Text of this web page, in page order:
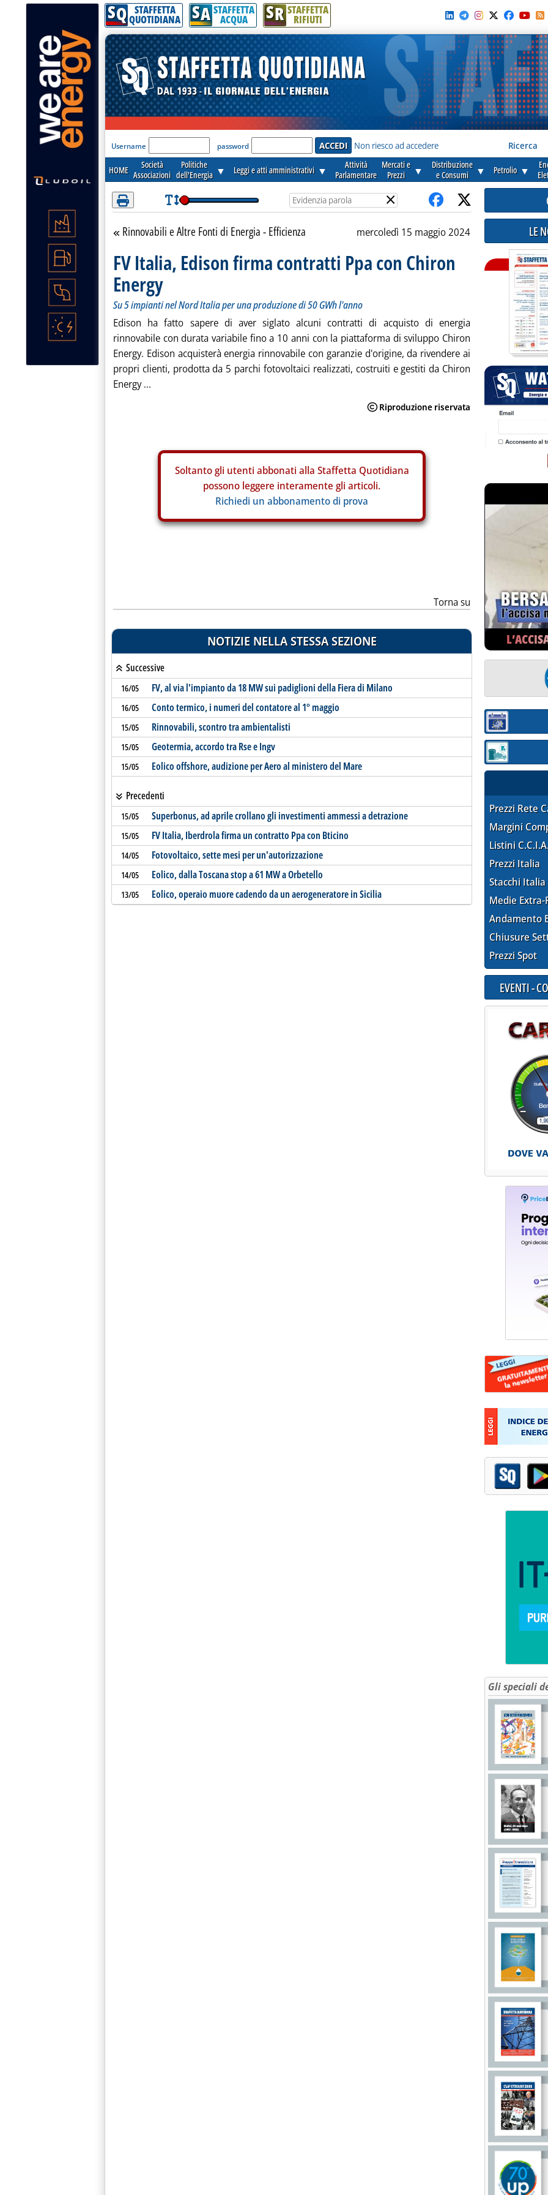
Attenzione! Esegui l'accesso per lèggere interamente la notizia.
SQ STAFFETTA
QUOTIDIANA SA STAFFETTA
ACQUA SR STAFFETTA
RIFIUTI
'Modulo Login per accedere'
Username password Non riesco ad accedere Ricerca
HOME
Società
Associazioni
Politiche
dell'Energia ▼ Leggi e atti amministrativi ▼
Attività
Parlamentare
Mercati e
Prezzi
▼
Distribuzione
e Consumi
▼ Petrolio ▼
×
Torna alla sezione
Rinnovabili e Altre Fonti di Energia - Efficienza mercoledì 15 maggio 2024
FV Italia, Edison firma contratti Ppa con Chiron
Energy
Su 5 impianti nel Nord Italia per una produzione di 50 GWh l'anno
Edison ha fatto sapere di aver siglato alcuni contratti di acquisto di energia
rinnovabile con durata variabile fino a 10 anni con la piattaforma di sviluppo Chiron
Energy. Edison acquisterà energia rinnovabile con garanzie d'origine, da rivendere ai
propri clienti, prodotta da 5 parchi fotovoltaici realizzati, costruiti e gestiti da Chiron
Energy ...
Soltanto gli utenti abbonati alla Staffetta Quotidiana
possono leggere interamente gli articoli.
Richiedi un abbonamento di prova
Torna su
NOTIZIE NELLA STESSA SEZIONE
Successive
16/05 FV, al via l'impianto da 18 MW sui padiglioni della Fiera di Milano
16/05 Conto termico, i numeri del contatore al 1° maggio
15/05 Rinnovabili, scontro tra ambientalisti
15/05 Geotermia, accordo tra Rse e Ingv
15/05 Eolico offshore, audizione per Aero al ministero del Mare
Precedenti
15/05 Superbonus, ad aprile crollano gli investimenti ammessi a detrazione
15/05 FV Italia, Iberdrola firma un contratto Ppa con Bticino
14/05 Fotovoltaico, sette mesi per un'autorizzazione
14/05 Eolico, dalla Toscana stop a 61 MW a Orbetello
13/05 Eolico, operaio muore cadendo da un aerogeneratore in Sicilia
LE
Sezione:
Sezione:
Prezzi Rete
Margini
Listini
Prezzi Italia
Stacchi Italia
Medie Extra-
Andamento
Chiusure
Prezzi Spot
EVENTI -
Gli speciali